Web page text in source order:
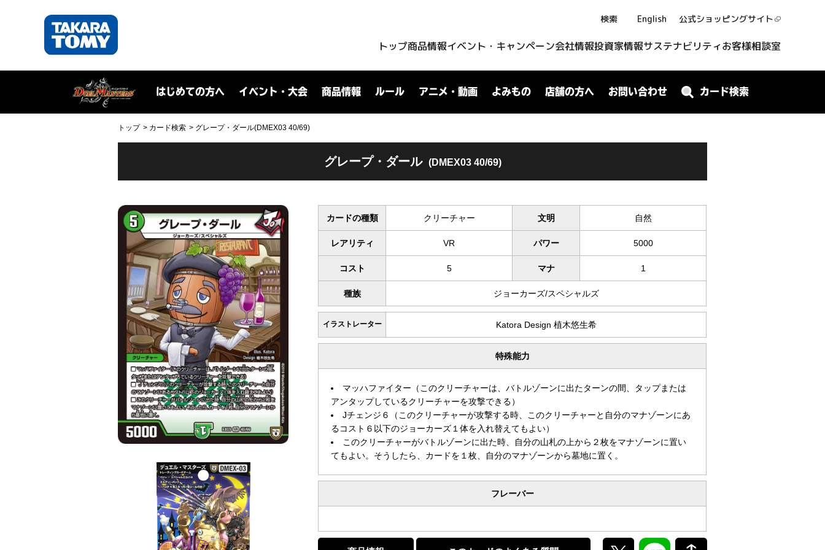
検索 English 公式ショッピングサイト
トップ商品情報イベント・キャンペーン会社情報投資家情報サステナビリティお客様相談室
はじめての方へ イベント・大会 商品情報 ルール アニメ・動画 よみもの 店舗の方へ お問い合わせ カード検索
トップ カード検索 グレープ・ダール(DMEX03 40/69)
グレープ・ダール (DMEX03 40/69)
カードの種類 クリーチャー 文明 自然
レアリティ VR パワー 5000
コスト 5 マナ 1
種族 ジョーカーズ/スペシャルズ
イラストレーター Katora Design 植木悠生希
特殊能力
マッハファイター（このクリーチャーは、バトルゾーンに出たターンの間、タップまたは
アンタップしているクリーチャーを攻撃できる）
Jチェンジ６（このクリーチャーが攻撃する時、このクリーチャーと自分のマナゾーンにあ
るコスト６以下のジョーカーズ１体を入れ替えてもよい）
このクリーチャーがバトルゾーンに出た時、自分の山札の上から２枚をマナゾーンに置い
てもよい。そうしたら、カードを１枚、自分のマナゾーンから墓地に置く。
フレーバー